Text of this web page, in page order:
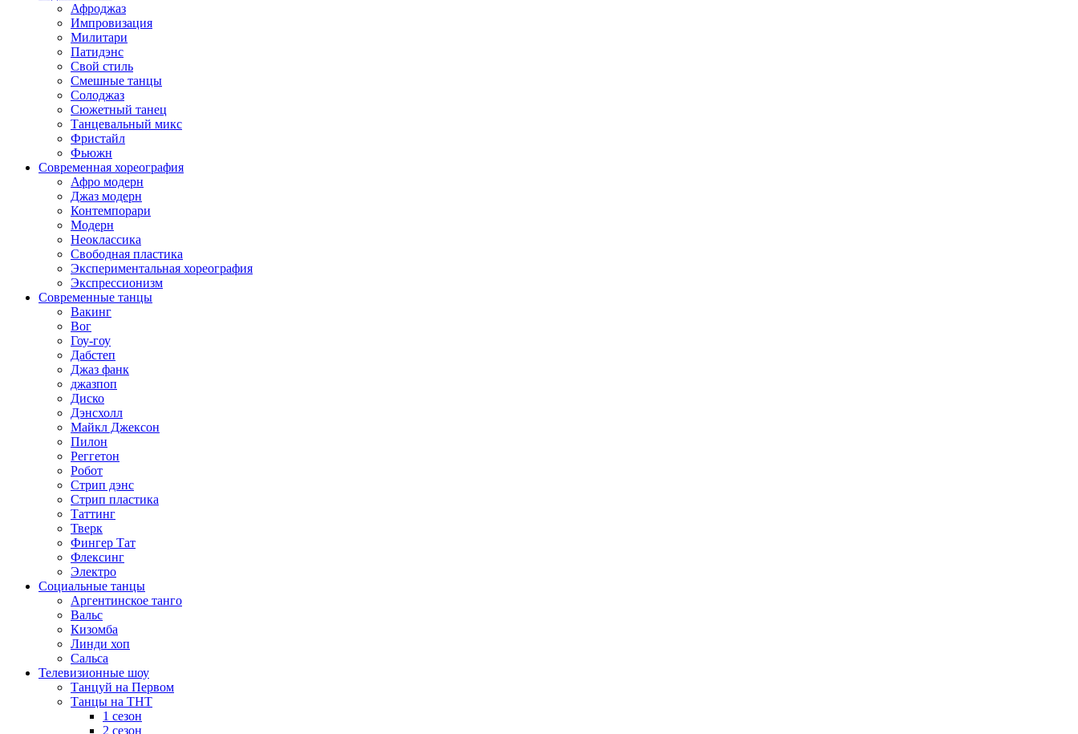
Афроджаз
Импровизация
Милитари
Патидэнс
Свой стиль
Смешные танцы
Солоджаз
Сюжетный танец
Танцевальный микс
Фристайл
Фьюжн
Современная хореография
Афро модерн
Джаз модерн
Контемпорари
Модерн
Неоклассика
Свободная пластика
Экспериментальная хореография
Экспрессионизм
Современные танцы
Вакинг
Вог
Гоу-гоу
Дабстеп
Джаз фанк
джазпоп
Диско
Дэнсхолл
Майкл Джексон
Пилон
Реггетон
Робот
Стрип дэнс
Стрип пластика
Таттинг
Тверк
Фингер Тат
Флексинг
Электро
Социальные танцы
Аргентинское танго
Вальс
Кизомба
Линди хоп
Сальса
Телевизионные шоу
Танцуй на Первом
Танцы на ТНТ
1 сезон
2 сезон